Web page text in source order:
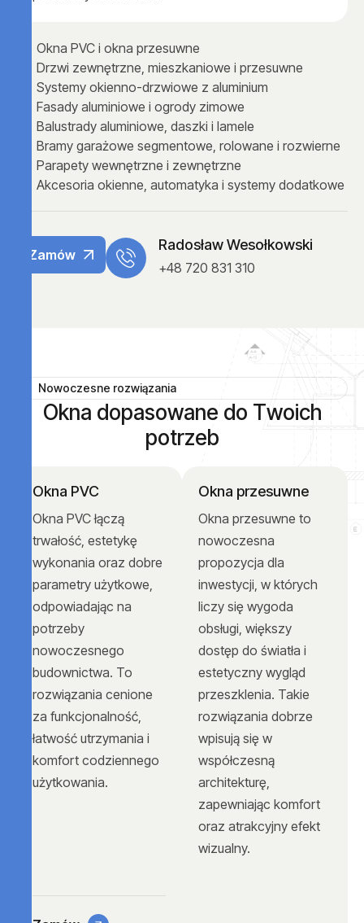
Okna PVC i okna przesuwne
Drzwi zewnętrzne, mieszkaniowe i przesuwne
Systemy okienno-drzwiowe z aluminium
Fasady aluminiowe i ogrody zimowe
Balustrady aluminiowe, daszki i lamele
Bramy garażowe segmentowe, rolowane i rozwierne
Parapety wewnętrzne i zewnętrzne
Akcesoria okienne, automatyka i systemy dodatkowe
Zamów
Radosław Wesołkowski
+48 720 831 310
Nowoczesne rozwiązania
Okna dopasowane do Twoich
potrzeb
Okna PVC
Okna PVC łączą
trwałość, estetykę
wykonania oraz dobre
parametry użytkowe,
odpowiadając na
potrzeby
nowoczesnego
budownictwa. To
rozwiązania cenione
za funkcjonalność,
łatwość utrzymania i
komfort codziennego
użytkowania.
Okna przesuwne
Okna przesuwne to
nowoczesna
propozycja dla
inwestycji, w których
liczy się wygoda
obsługi, większy
dostęp do światła i
estetyczny wygląd
przeszklenia. Takie
rozwiązania dobrze
wpisują się w
współczesną
architekturę,
zapewniając komfort
oraz atrakcyjny efekt
wizualny.